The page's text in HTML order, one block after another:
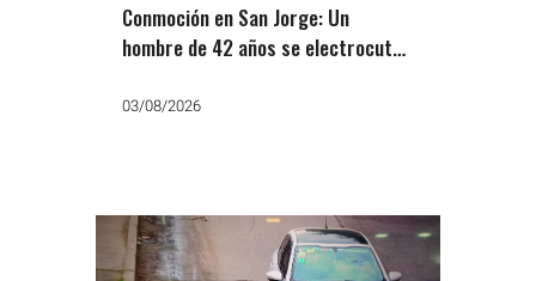
Conmoción en San Jorge: Un
hombre de 42 años se electrocutó
03/08/2026